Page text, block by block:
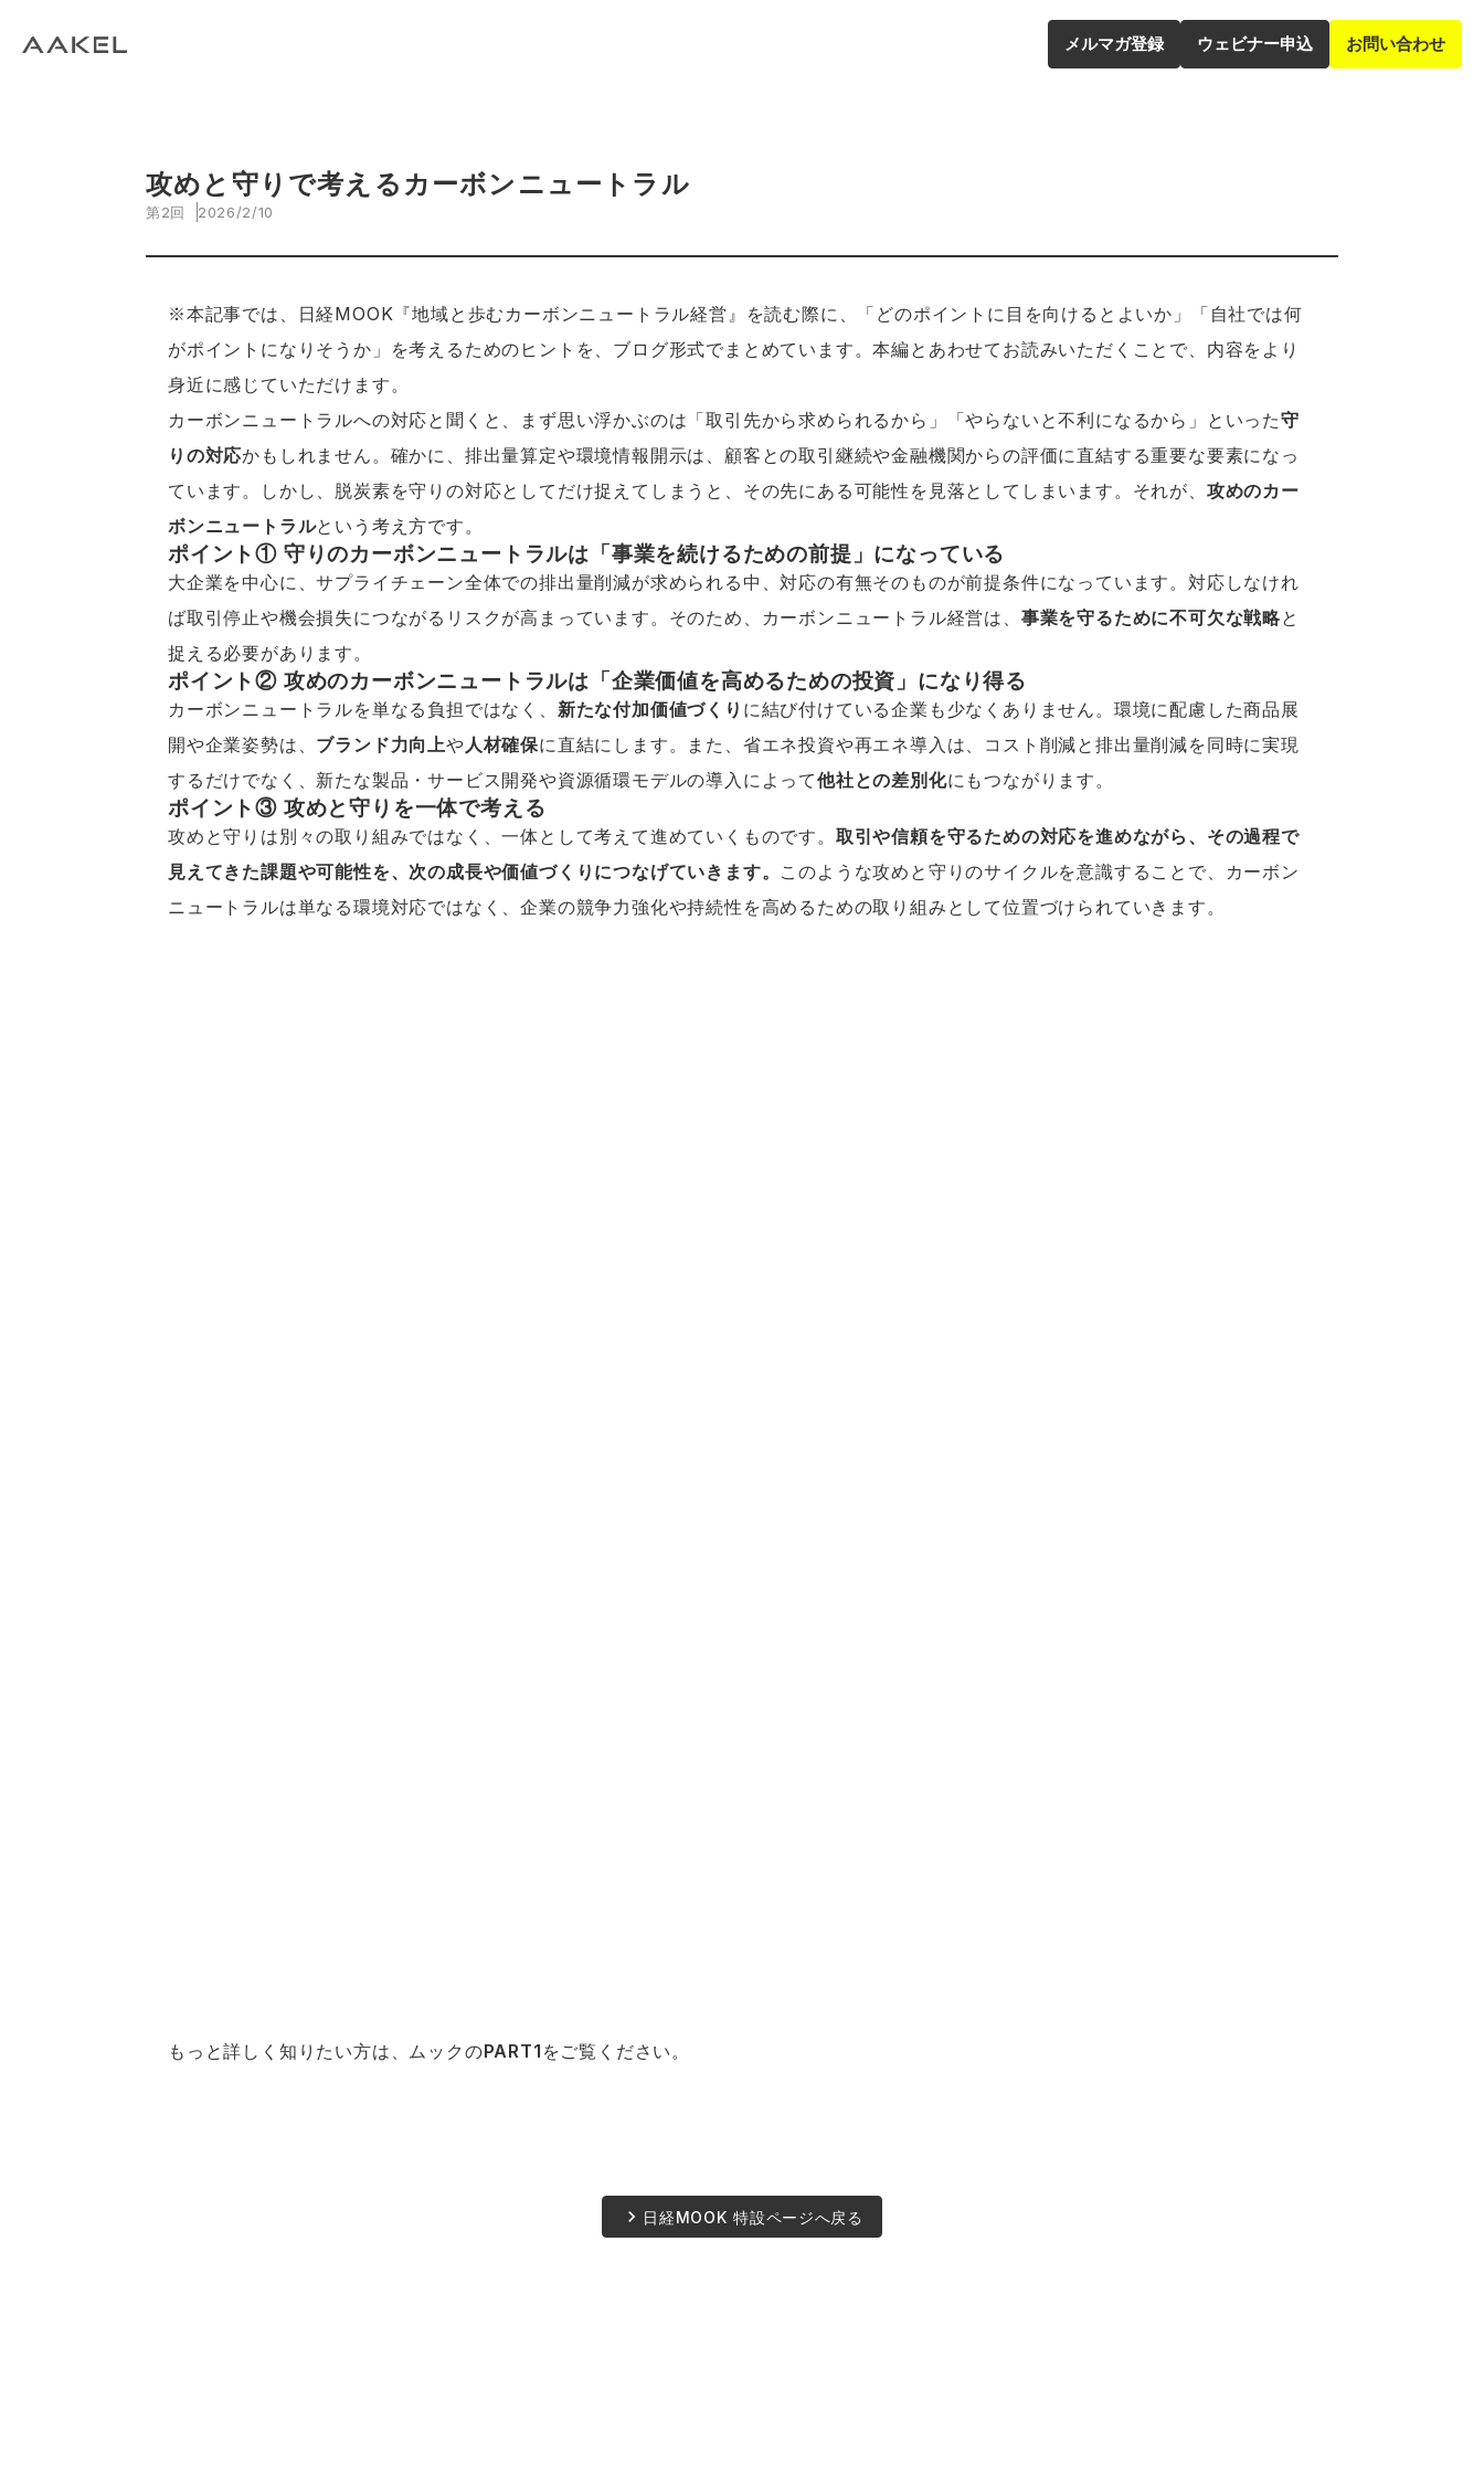
攻めと守りで考えるカーボンニュートラル
第2回 2026/2/10
※本記事では、日経MOOK『地域と歩むカーボンニュートラル経営』を読む際に、「どのポイントに目を向けるとよいか」「自社では何
がポイントになりそうか」を考えるためのヒントを、ブログ形式でまとめています。本編とあわせてお読みいただくことで、内容をより
身近に感じていただけます。
カーボンニュートラルへの対応と聞くと、まず思い浮かぶのは「取引先から求められるから」「やらないと不利になるから」といった守
りの対応かもしれません。確かに、排出量算定や環境情報開示は、顧客との取引継続や金融機関からの評価に直結する重要な要素になっ
ています。しかし、脱炭素を守りの対応としてだけ捉えてしまうと、その先にある可能性を見落としてしまいます。それが、 攻めのカー
ボンニュートラルという考え方です。
ポイント① 守りのカーボンニュートラルは「事業を続けるための前提」になっている
大企業を中心に、サプライチェーン全体での排出量削減が求められる中、対応の有無そのものが前提条件になっています。対応しなけれ
ば取引停止や機会損失につながるリスクが高まっています。そのため、カーボンニュートラル経営は、 事業を守るために不可欠な戦略と
捉える必要があります。
ポイント② 攻めのカーボンニュートラルは「企業価値を高めるための投資」になり得る
カーボンニュートラルを単なる負担ではなく、 新たな付加価値づくり に結び付けている企業も少なくありません。環境に配慮した商品展
開や企業姿勢は、 ブランド力向上や人材確保に直結にします。また、省エネ投資や再エネ導入は、コスト削減と排出量削減を同時に実現
するだけでなく、新たな製品・サービス開発や資源循環モデルの導入によって他社との差別化にもつながります。
ポイント③ 攻めと守りを一体で考える
攻めと守りは別々の取り組みではなく、一体として考えて進めていくものです。 取引や信頼を守るための対応を進めながら、その過程で
見えてきた課題や可能性を、次の成長や価値づくりにつなげていきます。 このような攻めと守りのサイクルを意識することで、カーボン
ニュートラルは単なる環境対応ではなく、企業の競争力強化や持続性を高めるための取り組みとして位置づけられていきます。
もっと詳しく知りたい方は、ムックのPART1 をご覧ください。
keyboard_arrow_right 日経MOOK 特設ページへ戻る
メルマガ登録​ ウェビナー申込​ お問い合わせ​